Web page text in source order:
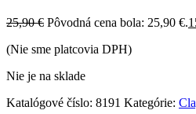
25,90€ Pôvodná cena bola: 25,90 €.
(Nie sme platcovia DPH)
Nie je na sklade
Katalógové číslo: 8191 Kategórie: